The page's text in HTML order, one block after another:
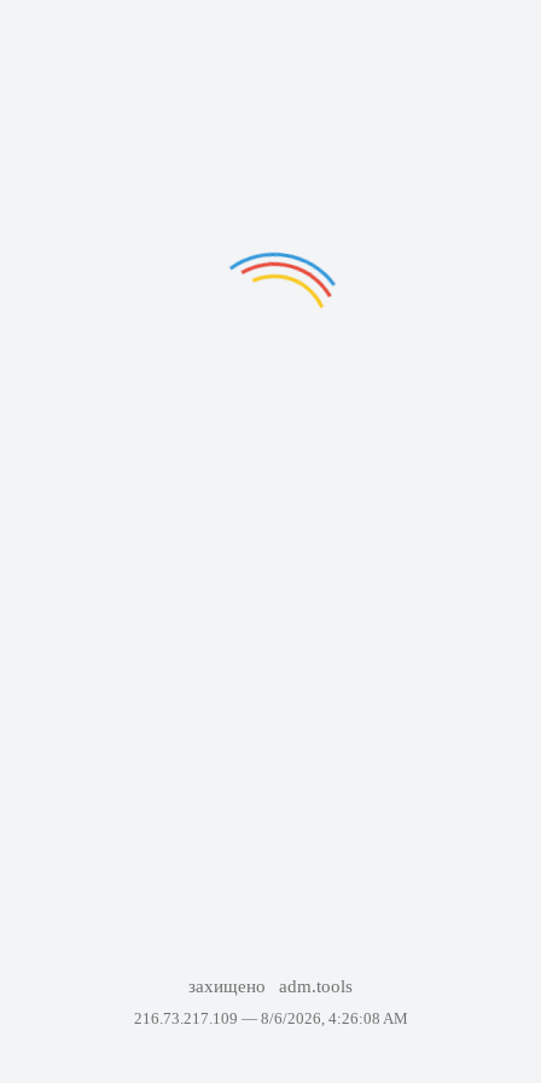
захищено adm.tools
216.73.217.109 — 8/6/2026, 4:26:08 AM